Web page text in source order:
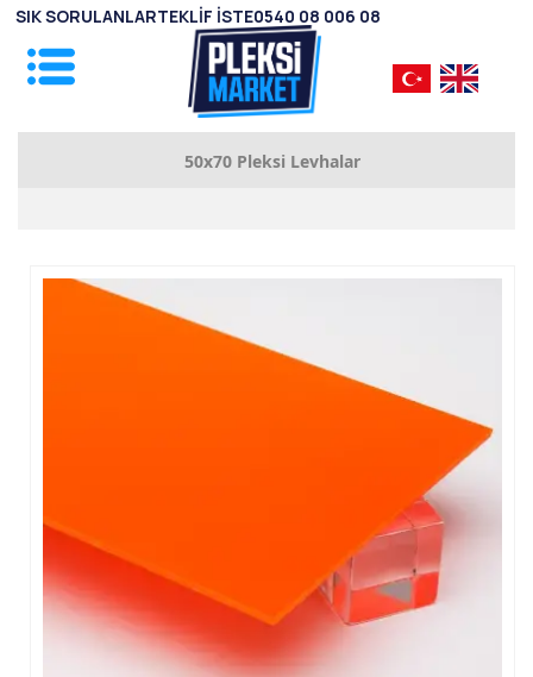
50x70 Pleksi Levhalar
2.8mm Pleksi Levhalar
9.8mm Pleksi Levhalar
15mm Pleksi Levhalar
20mm Pleksi Levhalar
SIK SORULANLARTEKLİF İSTE0540 08 006 08